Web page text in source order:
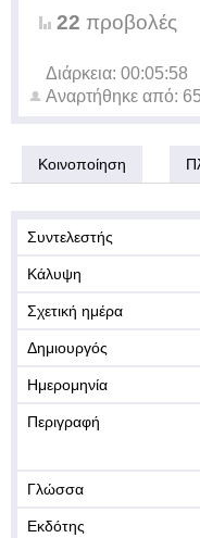
22 προβολές
Διάρκεια: 00:05:58
Αναρτήθηκε από:
Κοινοποίηση
Συντελεστής
Κάλυψη
Σχετική ημέρα
Δημιουργός
Ημερομηνία
Περιγραφή
Γλώσσα
Εκδότης